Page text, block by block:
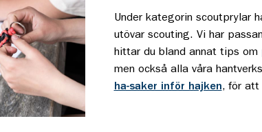
Under kategorin scoutprylar
utövar scouting. Vi har
hittar du bland annat tips om
men också alla våra
ha-saker inför hajken, för att